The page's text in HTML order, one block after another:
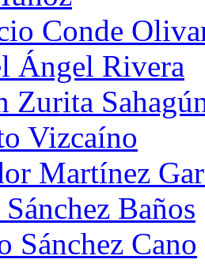
Conde
Ángel Rivera
Zurita
Vizcaíno
Martínez
Baños
Sánchez Cano